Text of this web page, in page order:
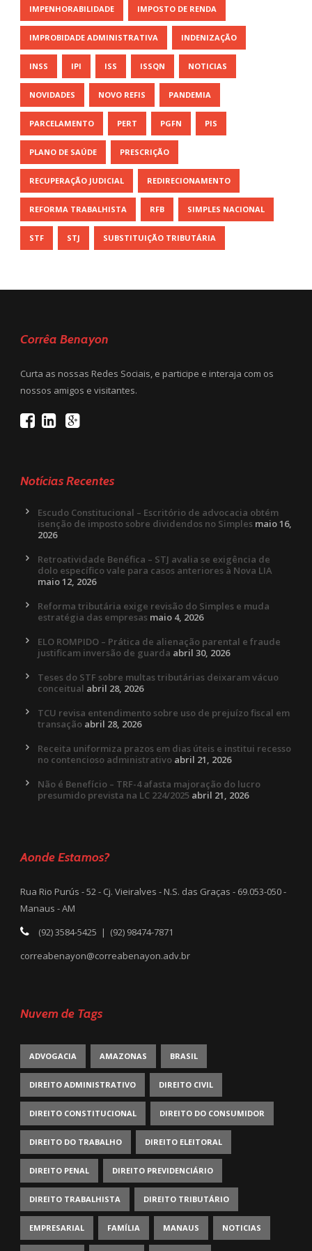
IMPENHORABILIDADE IMPOSTO DE RENDA
IMPROBIDADE ADMINISTRATIVA INDENIZAÇÃO
INSS IPI ISS ISSQN NOTICIAS
NOVIDADES NOVO REFIS PANDEMIA
PARCELAMENTO PERT PGFN PIS
PLANO DE SAÚDE PRESCRIÇÃO
RECUPERAÇÃO JUDICIAL REDIRECIONAMENTO
REFORMA TRABALHISTA RFB SIMPLES NACIONAL
STF STJ SUBSTITUIÇÃO TRIBUTÁRIA
Corrêa Benayon
Curta as nossas Redes Sociais, e participe e interaja com os
nossos amigos e visitantes.
Notícias Recentes
Escudo Constitucional – Escritório de advocacia obtém
isenção de imposto sobre dividendos no Simples maio 16,
2026
Retroatividade Benéfica – STJ avalia se exigência de
dolo específico vale para casos anteriores à Nova LIA
maio 12, 2026
Reforma tributária exige revisão do Simples e muda
estratégia das empresas maio 4, 2026
ELO ROMPIDO – Prática de alienação parental e fraude
justificam inversão de guarda abril 30, 2026
Teses do STF sobre multas tributárias deixaram vácuo
conceitual abril 28, 2026
TCU revisa entendimento sobre uso de prejuízo fiscal em
transação abril 28, 2026
Receita uniformiza prazos em dias úteis e institui recesso
no contencioso administrativo abril 21, 2026
Não é Benefício – TRF-4 afasta majoração do lucro
presumido prevista na LC 224/2025 abril 21, 2026
Aonde Estamos?
Rua Rio Purús - 52 - Cj. Vieiralves - N.S. das Graças - 69.053-050 -
Manaus - AM
(92) 3584-5425 | (92) 98474-7871
correabenayon@correabenayon.adv.br
Nuvem de Tags
ADVOGACIA AMAZONAS BRASIL
DIREITO ADMINISTRATIVO DIREITO CIVIL
DIREITO CONSTITUCIONAL DIREITO DO CONSUMIDOR
DIREITO DO TRABALHO DIREITO ELEITORAL
DIREITO PENAL DIREITO PREVIDENCIÁRIO
DIREITO TRABALHISTA DIREITO TRIBUTÁRIO
EMPRESARIAL FAMÍLIA MANAUS NOTICIAS